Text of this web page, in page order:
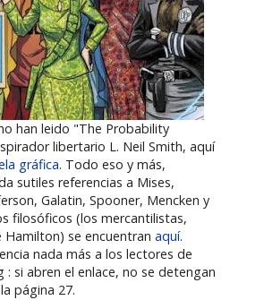
han leido "The Probability
libertario L. Neil Smith, aquí
gráfica. Todo eso y más,
sutiles referencias a Mises,
Galatin, Spooner, Mencken y
filosóficos (los mercantilistas,
Hamilton) se encuentranaquí.
nada más a los lectores de
: si abren el enlace, no se detengan
página 27.